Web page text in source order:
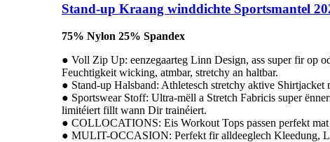
Stand-up Kraang winddichte Sportsmantel
75% Nylon 25% Spandex
● Voll Zip Up: eenzegaarteg Linn Design, ass super fir op
Feuchtigkeit wicking, atmbar, stretchy an haltbar.
● Stand-up Halsband: Athletesch stretchy aktive
● Sportswear Stoff: Ultra-mëll a Stretch Fabricis super
limitéiert fillt wann Dir trainéiert.
● COLLOCATIONS: Eis Workout Tops passen perfekt mat
● MULIT-OCCASION: Perfekt fir alldeeglech Kleedung,